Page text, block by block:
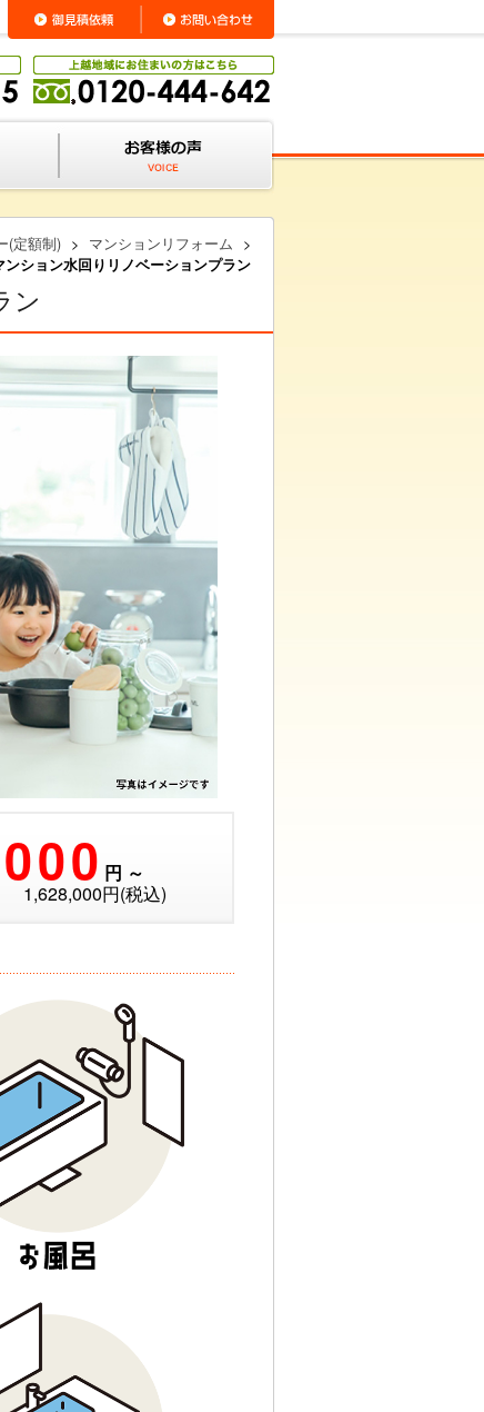
(定額制) > マンションリフォーム
>
ンション水回りリノベーションプラン
ン
円 ～
円(税込)